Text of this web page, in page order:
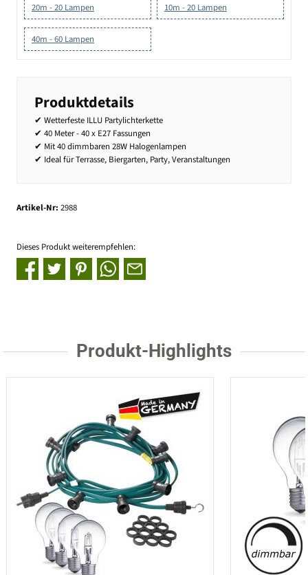
20m - 20 Lampen 10m - 20 Lampen
40m - 60 Lampen
Produktdetails
✔ Wetterfeste ILLU Partylichterkette
✔ 40 Meter - 40 x E27 Fassungen
✔ Mit 40 dimmbaren 28W Halogenlampen
✔ Ideal für Terrasse, Biergarten, Party, Veranstaltungen
Artikel-Nr: 2988
Dieses Produkt weiterempfehlen:
Produkt-Highlights